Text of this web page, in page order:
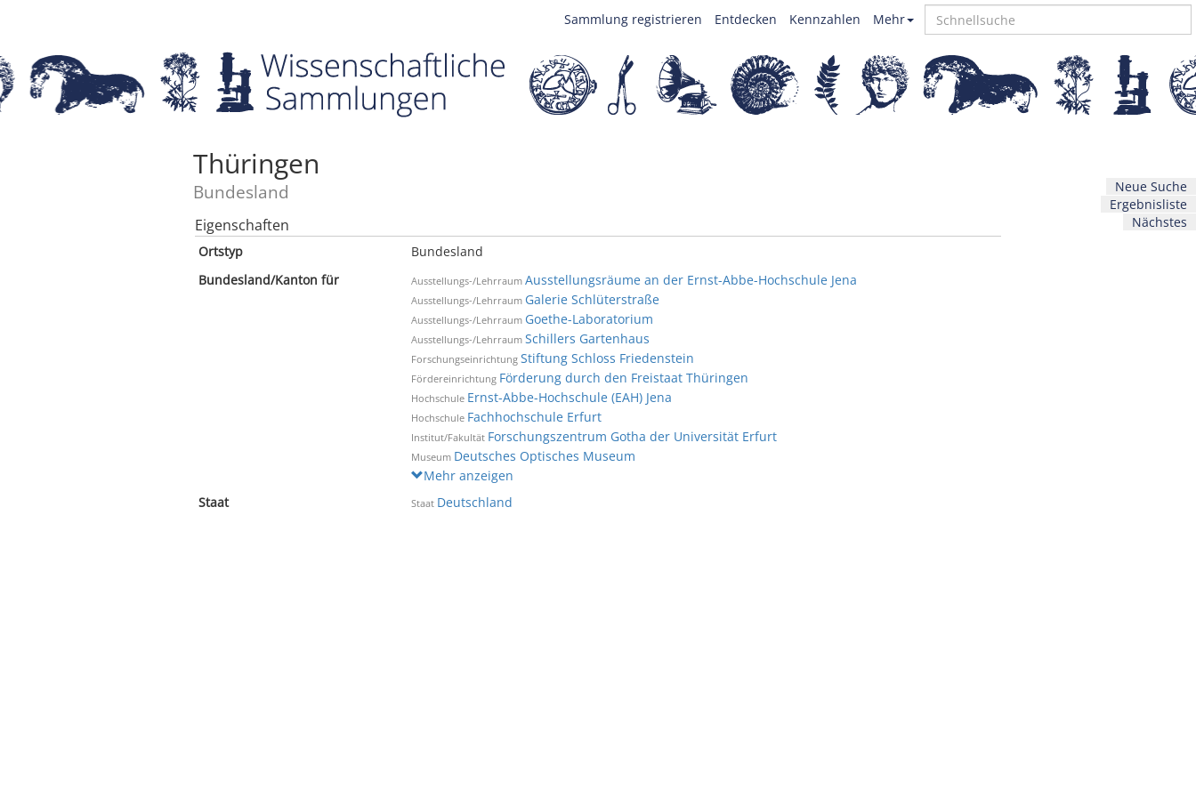
Mehr
Kennzahlen
Entdecken
Sammlung registrieren
Neue Suche
Ergebnisliste
Nächstes
Thüringen
Bundesland
Eigenschaften
Ortstyp
Bundesland
Bundesland/Kanton für
Ausstellungs-/Lehrraum Ausstellungsräume an der Ernst-Abbe-Hochschule Jena
Ausstellungs-/Lehrraum Galerie Schlüterstraße
Ausstellungs-/Lehrraum Goethe-Laboratorium
Ausstellungs-/Lehrraum Schillers Gartenhaus
Forschungseinrichtung Stiftung Schloss Friedenstein
Fördereinrichtung Förderung durch den Freistaat Thüringen
Hochschule Ernst-Abbe-Hochschule (EAH) Jena
Hochschule Fachhochschule Erfurt
Institut/Fakultät Forschungszentrum Gotha der Universität Erfurt
Museum Deutsches Optisches Museum
Mehr anzeigen
Staat
Staat Deutschland